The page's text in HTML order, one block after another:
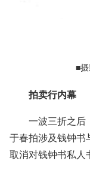
■
拍卖行内幕
一波三折之后
于春拍涉及钱钟书
取消对钱钟书私人